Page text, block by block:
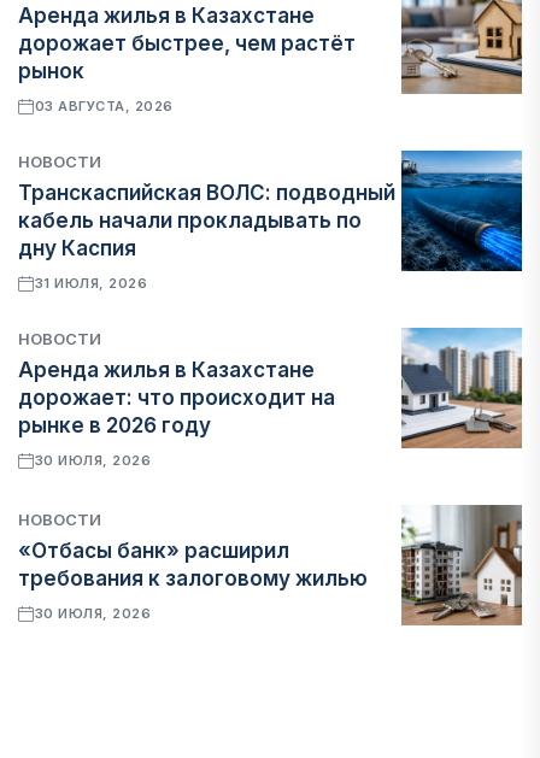
Аренда жилья в Казахстане
дорожает быстрее, чем растёт
рынок
03 АВГУСТА, 2026
НОВОСТИ
Транскаспийская ВОЛС: подводный
кабель начали прокладывать по
дну Каспия
31 ИЮЛЯ, 2026
НОВОСТИ
Аренда жилья в Казахстане
дорожает: что происходит на
рынке в 2026 году
30 ИЮЛЯ, 2026
НОВОСТИ
«Отбасы банк» расширил
требования к залоговому жилью
30 ИЮЛЯ, 2026